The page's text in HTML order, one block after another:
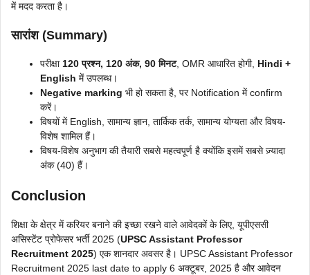
में मदद करता है।
सारांश (Summary)
परीक्षा120 प्रश्न, 120 अंक, 90 मिनट, OMR आधारित होगी, Hindi +
English में उपलब्ध।
Negative marking भी हो सकता है, पर Notification में confirm
करें।
विषयों में English, सामान्य ज्ञान, तार्किक तर्क, सामान्य योग्यता और विषय-
विशेष शामिल हैं।
विषय-विशेष अनुभाग की तैयारी सबसे महत्वपूर्ण है क्योंकि इसमें सबसे ज़्यादा
अंक (40) हैं।
Conclusion
शिक्षा के क्षेत्र में करियर बनाने की इच्छा रखने वाले आवेदकों के लिए, यूपीएससी
असिस्टेंट प्रोफेसर भर्ती 2025 (UPSC Assistant Professor
Recruitment 2025) एक शानदार अवसर है। UPSC Assistant Professor
Recruitment 2025 last date to apply 6 अक्टूबर, 2025 है और आवेदन